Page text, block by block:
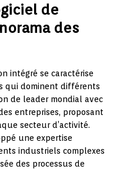
de
des
intégré se caractérise
qui dominent différents
de leader mondial avec
entreprises, proposant
secteur d’activité.
une expertise
industriels complexes
des processus de